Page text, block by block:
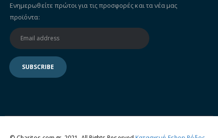
Ενημερωθείτε πρώτοι για τις προσφορές και τα νέα μας
προϊόντα: